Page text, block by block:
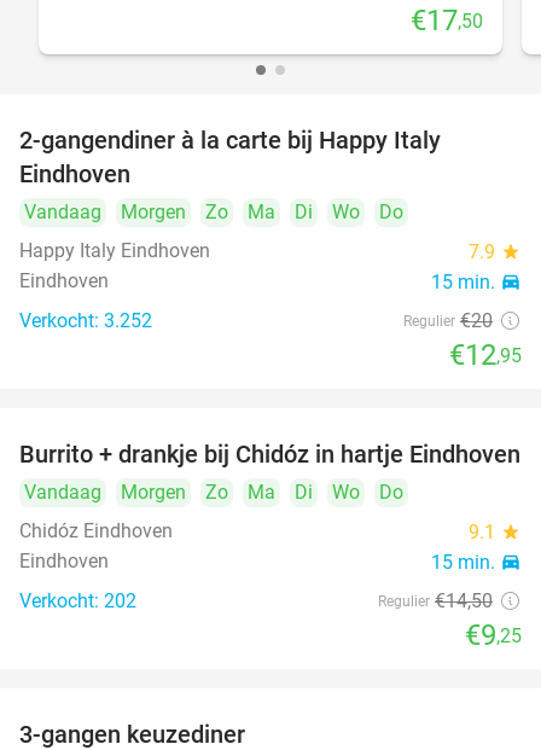
€17,50
2-gangendiner à la carte bij Happy Italy
Eindhoven
Vandaag Morgen Zo Ma Di Wo
Do
Happy Italy Eindhoven
7.9 star
Eindhoven 15 min. directions_car
Verkocht: 3.252 Regulier €20
€12,95
36%
Burrito + drankje bij Chidóz in hartje Eindhoven
Vandaag Morgen Zo Ma Di Wo
Do
Chidóz Eindhoven
9.1 star
Eindhoven 15 min. directions_car
Verkocht: 202 Regulier €14,50
€9,25
3-gangen keuzediner